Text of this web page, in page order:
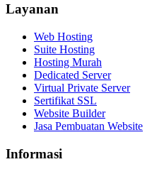
Layanan
Web Hosting
Suite Hosting
Hosting Murah
Dedicated Server
Virtual Private Server
Sertifikat SSL
Website Builder
Jasa Pembuatan Website
Informasi